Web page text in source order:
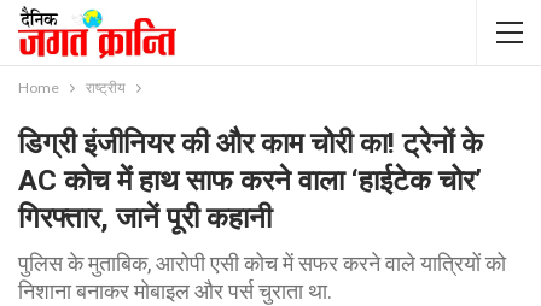
Home राष्ट्रीय
डिग्री इंजीनियर की और काम चोरी का! ट्रेनों के
AC कोच में हाथ साफ करने वाला ‘हाईटेक चोर’
गिरफ्तार, जानें पूरी कहानी
पुलिस के मुताबिक, आरोपी एसी कोच में सफर करने वाले यात्रियों को
निशाना बनाकर मोबाइल और पर्स चुराता था.